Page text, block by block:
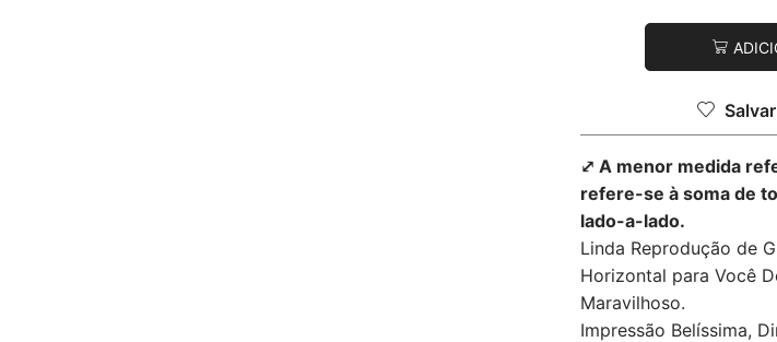
⤢ A menor medida
refere-se à soma de
lado-a-lado.
Linda Reprodução de
Horizontal para Você
Maravilhoso.
Impressão Belíssima,